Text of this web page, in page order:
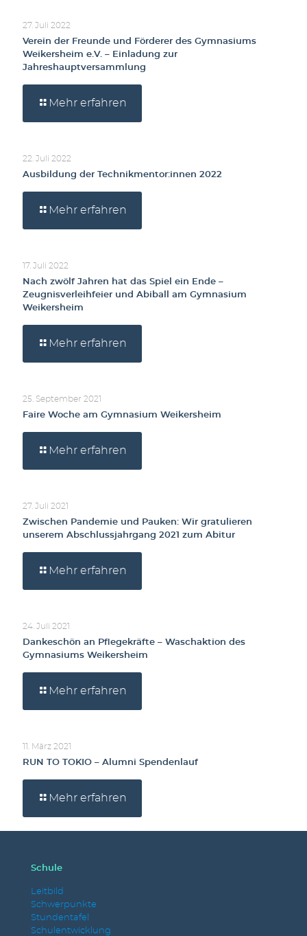
27. Juli 2022
Verein der Freunde und Förderer des Gymnasiums
Weikersheim e.V. – Einladung zur
Jahreshauptversammlung
Mehr erfahren
22. Juli 2022
Ausbildung der Technikmentor:innen 2022
Mehr erfahren
17. Juli 2022
Nach zwölf Jahren hat das Spiel ein Ende –
Zeugnisverleihfeier und Abiball am Gymnasium
Weikersheim
Mehr erfahren
25. September 2021
Faire Woche am Gymnasium Weikersheim
Mehr erfahren
27. Juli 2021
Zwischen Pandemie und Pauken: Wir gratulieren
unserem Abschlussjahrgang 2021 zum Abitur
Mehr erfahren
24. Juli 2021
Dankeschön an Pflegekräfte – Waschaktion des
Gymnasiums Weikersheim
Mehr erfahren
11. März 2021
RUN TO TOKIO – Alumni Spendenlauf
Mehr erfahren
Schule
Leitbild
Schwerpunkte
Stundentafel
Schulentwicklung